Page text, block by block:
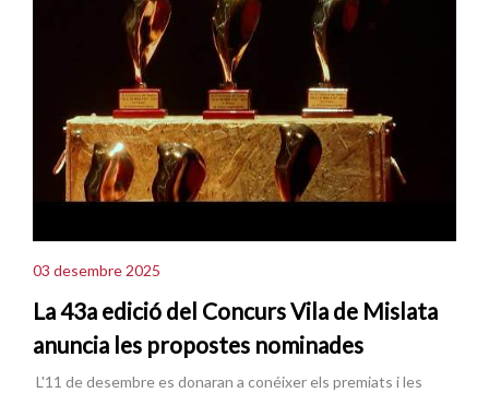
03 desembre 2025
La 43a edició del Concurs Vila de Mislata
anuncia les propostes nominades
L'11 de desembre es donaran a conéixer els premiats i les